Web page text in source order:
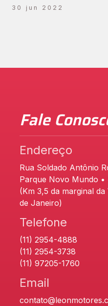
30 jun 2022
Fale
Endereço
Rua Soldado Antônio
Parque Novo Mundo •
(Km 3,5 da marginal
de Janeiro)
Telefone
(11) 2954-4888
(11) 2954-3738
(11) 97205-1760
Email